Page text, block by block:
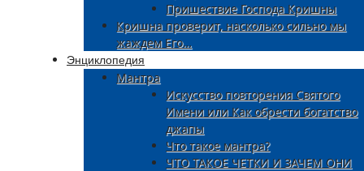
Пришествие Господа Кришны
Кришна проверит, насколько сильно мы
жаждем Его…
Энциклопедия
Мантра
Искусство повторения Святого
Имени или Как обрести богатство
джапы
Что такое мантра?
ЧТО ТАКОЕ ЧЕТКИ И ЗАЧЕМ ОНИ